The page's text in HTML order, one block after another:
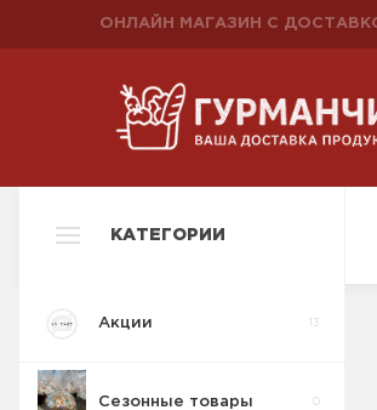
ОНЛАЙН МАГАЗИН С
КАТЕГОРИИ
Акции 13
Сезонные товары